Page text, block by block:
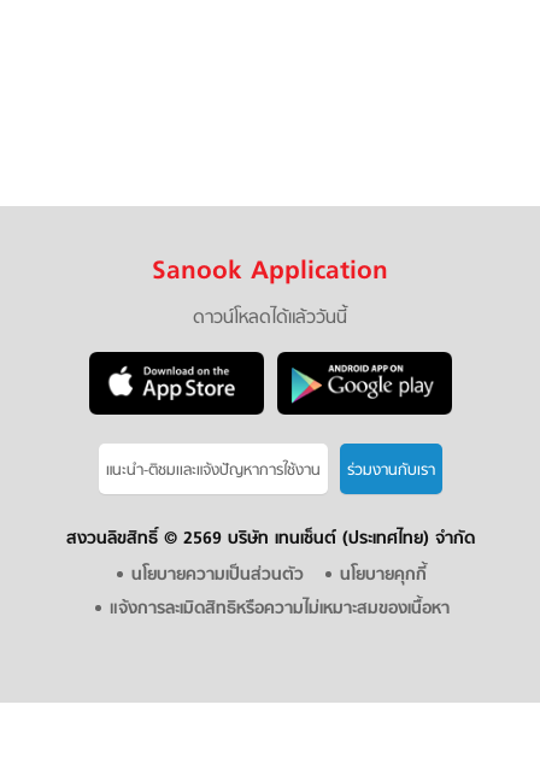
Sanook Application
ดาวน์โหลดได้แล้ววันนี้
แนะนำ-ติชมเเละแจ้งปัญหาการใช้งาน ร่วมงานกับเรา
สงวนลิขสิทธิ์ © 2569 บริษัท เทนเซ็นต์ (ประเทศไทย) จำกัด
นโยบายความเป็นส่วนตัว
นโยบายคุกกี้
แจ้งการละเมิดสิทธิหรือความไม่เหมาะสมของเนื้อหา